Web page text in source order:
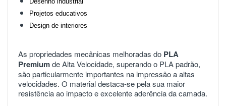
Projetos educativos
Design de interiores
As propriedades mecânicas melhoradas do PLA
PremiumdeAltaVelocidade, superandoo PLApadrão,
sãoparticularmente importantes na impressãoaaltas
velocidades. O materialdestaca-sepelasua maior
resistênciaao impactoeexcelenteaderênciadacamada.